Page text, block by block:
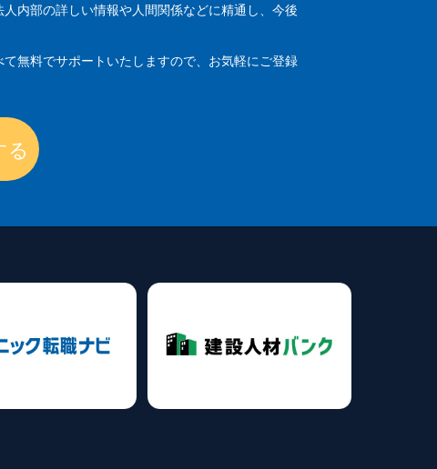
内部の詳しい情報や人間関係などに精通し、今後
無料でサポートいたしますので、お気軽にご登録
る